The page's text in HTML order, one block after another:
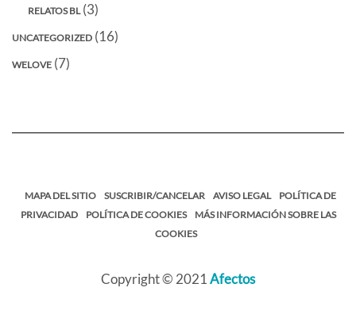
RELATOS BL(3)
UNCATEGORIZED (16)
WELOVE (7)
MAPA DEL SITIO SUSCRIBIR/CANCELAR AVISO LEGAL
POLÍTICA DE
PRIVACIDAD
POLÍTICA DE COOKIES
MÁS INFORMACIÓN SOBRE LAS
COOKIES
Copyright © 2021Afectos